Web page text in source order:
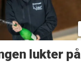
lukter på